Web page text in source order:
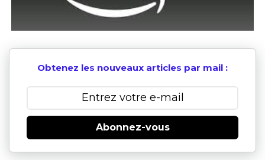
Obtenez les nouveaux articles par mail :
Abonnez-vous